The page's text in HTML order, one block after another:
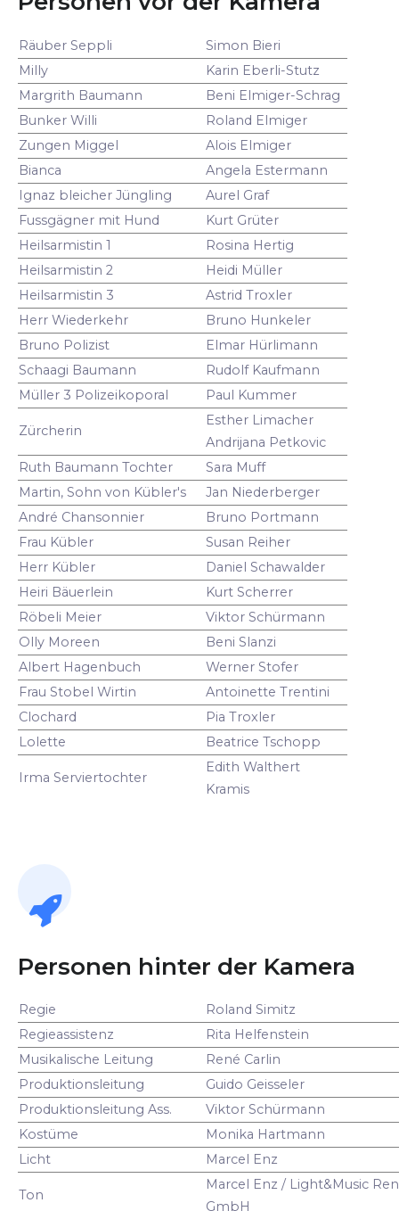
Räuber Seppli
Simon Bieri
Milly
Karin Eberli-Stutz
Margrith Baumann
Beni Elmiger-Schrag
Bunker Willi
Roland Elmiger
Zungen Miggel
Alois Elmiger
Bianca
Angela Estermann
Ignaz bleicher Jüngling
Aurel Graf
Fussgägner mit Hund
Kurt Grüter
Heilsarmistin 1
Rosina Hertig
Heilsarmistin 2
Heidi Müller
Heilsarmistin 3
Astrid Troxler
Herr Wiederkehr
Bruno Hunkeler
Bruno Polizist
Elmar Hürlimann
Schaagi Baumann
Rudolf Kaufmann
Müller 3 Polizeikoporal
Paul Kummer
Zürcherin
Esther Limacher
Andrijana Petkovic
Ruth Baumann Tochter
Sara Muff
Martin, Sohn von Kübler's
Jan Niederberger
André Chansonnier
Bruno Portmann
Frau Kübler
Susan Reiher
Herr Kübler
Daniel Schawalder
Heiri Bäuerlein
Kurt Scherrer
Röbeli Meier
Viktor Schürmann
Olly Moreen
Beni Slanzi
Albert Hagenbuch
Werner Stofer
Frau Stobel Wirtin
Antoinette Trentini
Clochard
Pia Troxler
Lolette
Beatrice Tschopp
Irma Serviertochter
Edith Walthert
Kramis
Personen hinter der Kamera
Regie
Roland Simitz
Regieassistenz
Rita Helfenstein
Musikalische Leitung
René Carlin
Produktionsleitung
Guido Geisseler
Produktionsleitung Ass.
Viktor Schürmann
Kostüme
Monika Hartmann
Licht
Marcel Enz
Ton
Marcel Enz / Light&Music
GmbH